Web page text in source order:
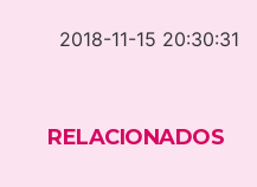
2018-11-15 20:30:31
RELACIONADOS